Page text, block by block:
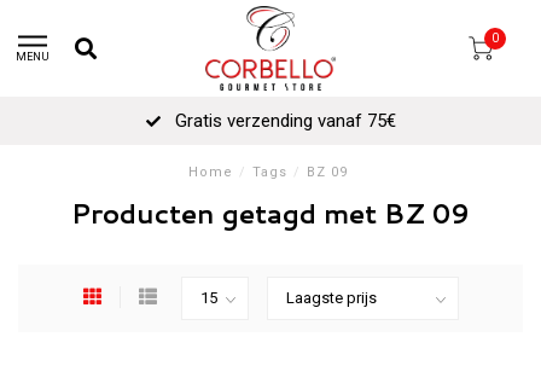
MENU
0
Gratis verzending vanaf 75€
Home / Tags / BZ 09
Producten getagd met BZ 09